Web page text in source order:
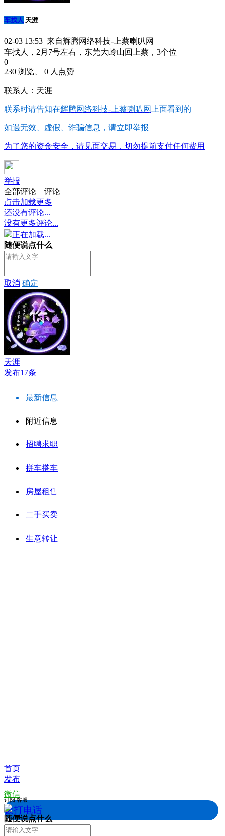
车找人 天涯
02-03 13:53 来自辉腾网络科技-上蔡喇叭网
车找人，2月7号左右，东莞大岭山回上蔡，3个位
0
230 浏览、 0 人点赞
联系人：天涯
联系时请告知在辉腾网络科技-上蔡喇叭网 上面看到的
如遇无效、虚假、诈骗信息，请立即举报
为了您的资金安全，请见面交易，切勿提前支付任何费用
举报
全部评论
评论
点击加载更多
还没有评论...
没有更多评论...
正在加载...
随便说点什么
取消 确定
天涯
发布17条
最新信息
附近信息
招聘求职
拼车搭车
房屋租售
二手买卖
生意转让
首页
发布
微信
拨打电话
订阅 客服
随便说点什么